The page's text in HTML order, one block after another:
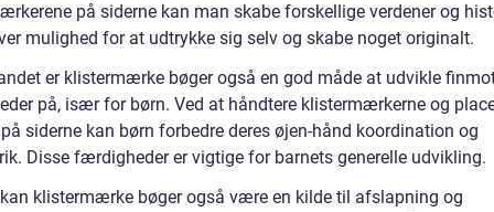
på siderne kan man skabe forskellige verdener og
mulighed for at udtrykke sig selv og skabe noget originalt.
er klistermærke bøger også en god måde at udvikle
på, især for børn. Ved at håndtere klistermærkerne og
siderne kan børn forbedre deres øjen-hånd koordination og
Disse færdigheder er vigtige for barnets generelle udvikling.
klistermærke bøger også være en kilde til afslapning og